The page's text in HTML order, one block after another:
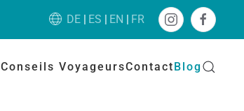
DE ES EN FR
Conseils VoyageursContactBlog